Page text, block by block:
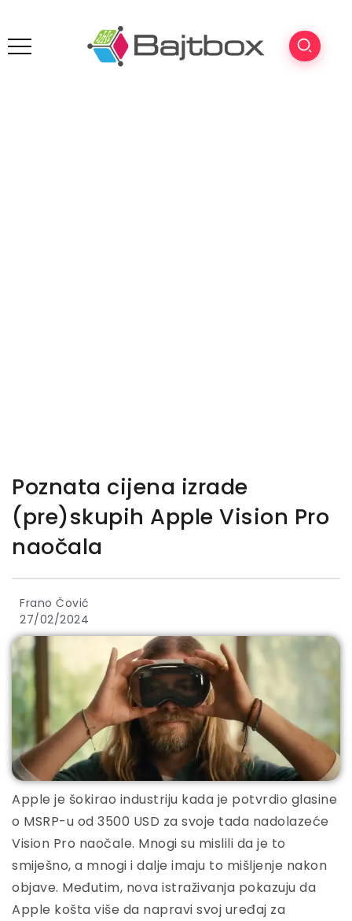
Poznata cijena izrade
(pre)skupih Apple Vision Pro
naočala
Frano Čović
27/02/2024
Apple je šokirao industriju kada je potvrdio glasine
o MSRP-u od 3500 USD za svoje tada nadolazeće
Vision Pro naočale. Mnogi su mislili da je to
smiješno, a mnogi i dalje imaju to mišljenje nakon
objave. Međutim, nova istraživanja pokazuju da
Apple košta više da napravi svoj uređaj za